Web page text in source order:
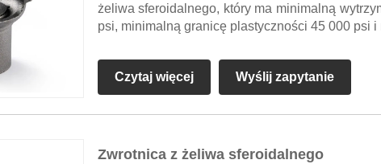
żeliwa sferoidalnego, który ma minimalną
psi, minimalną granicę plastyczności 45 000 psi i
Czytaj więcej Wyślij zapytanie
Zwrotnica z żeliwa sferoidalnego